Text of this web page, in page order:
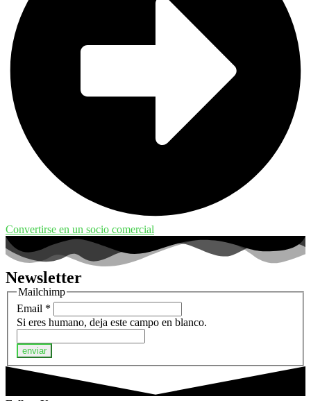
Convertirse en un socio comercial
Newsletter
Mailchimp
Email *
Si eres humano, deja este campo en blanco.
enviar